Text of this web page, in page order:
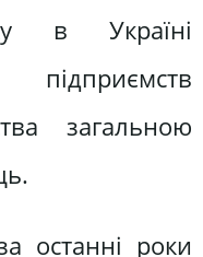
в Україні
загальною
останні роки